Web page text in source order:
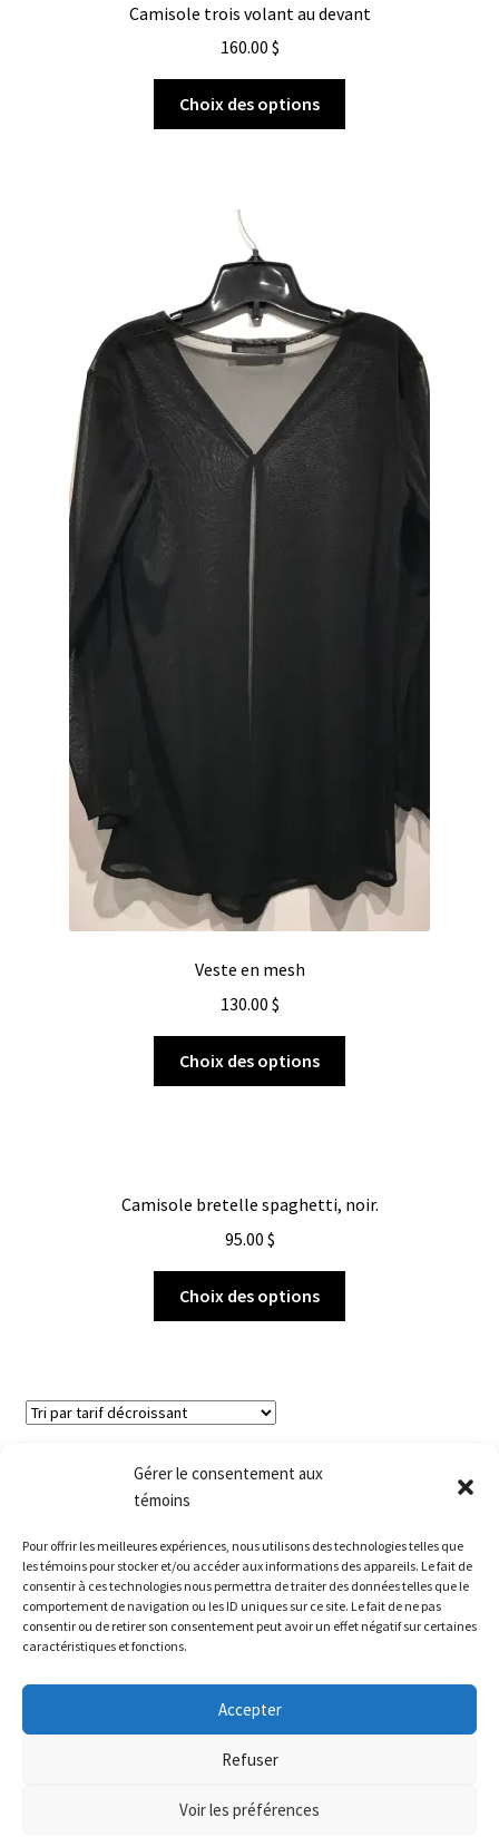
Gérer le consentement aux
témoins
Pour offrir les meilleures expériences, nous utilisons des technologies telles que
les témoins pour stocker et/ou accéder aux informations des appareils. Le fait de
consentir à ces technologies nous permettra de traiter des données telles que le
comportement de navigation ou les ID uniques sur ce site. Le fait de ne pas
consentir ou de retirer son consentement peut avoir un effet négatif sur certaines
caractéristiques et fonctions.
Accepter
Refuser
Voir les préférences
Camisole trois volant au devant
160.00 $
Choix des options
Veste en mesh
130.00 $
Choix des options
Camisole bretelle spaghetti, noir.
95.00 $
Choix des options
Affichage de 21–32 sur 32 résultats
© Véronique d'Aragon 2026
POLITIQUE DE CONFIDENTIALITÉ